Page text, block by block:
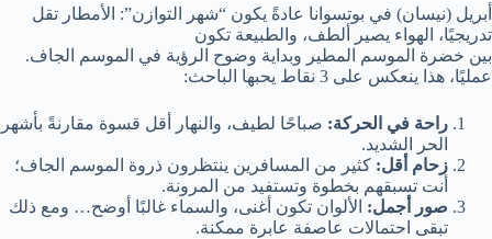
أبريل (نيسان) في بوتسوانا عادةً يكون “شهر التوازن”: الأمطار تقل
تدريجيًا، الهواء يصير ألطف، والطبيعة تكون
بين خضرة الموسم المطير وبداية وضوح الرؤية في الموسم الجاف.
عمليًا، هذا ينعكس على 3 نقاط يحبها الباحث:
راحة في الحركة: صباحًا لطيف، والنهار أقل قسوة مقارنةً بأشهر
الحر الشديد.
زحام أقل: كثير من المسافرين ينتظرون ذروة الموسم الجاف؛
أنت تسبقهم بخطوة وتستفيد من المرونة.
صور أجمل: الألوان تكون أغنى، والسماء غالبًا أوضح… ومع ذلك
تبقى احتمالات عاصفة عابرة ممكنة.